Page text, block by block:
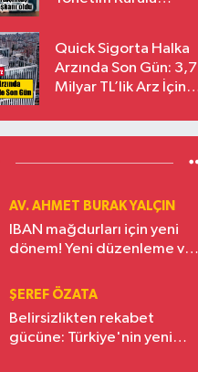
Quick Sigorta Halka
Arzında Son Gün: 3,7
Milyar TL’lik Arz İçin
Eriyor
AV. AHMET BURAK YALÇIN
IBAN mağdurları için yeni
dönem! Yeni düzenleme ve
ŞEREF ÖZATA
Belirsizlikten rekabet
gücüne: Türkiye'nin yeni